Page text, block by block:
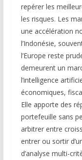
repérer les
les risques. Les
une accélération
l’Indonésie,
l’Europe reste
demeurent un
l’intelligence
économiques,
Elle apporte des
portefeuille sans
arbitrer entre
entrer ou sortir
d’analyse multi-